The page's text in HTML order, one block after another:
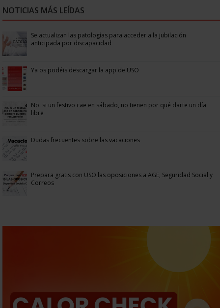
NOTICIAS MÁS LEÍDAS
Se actualizan las patologías para acceder a la jubilación
anticipada por discapacidad
Ya os podéis descargar la app de USO
No: si un festivo cae en sábado, no tienen por qué darte un día
libre
Dudas frecuentes sobre las vacaciones
Prepara gratis con USO las oposiciones a AGE, Seguridad Social y
Correos